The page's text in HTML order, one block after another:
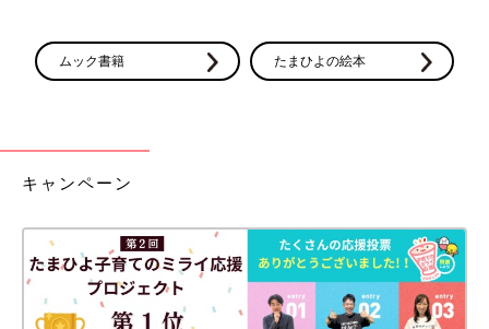
ムック書籍 たまひよの絵本
キャンペーン